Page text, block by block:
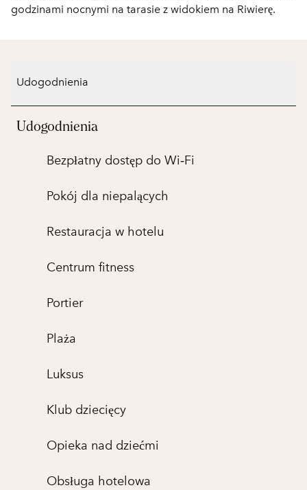
godzinami nocnymi na tarasie z widokiem na Riwierę.
Udogodnienia
Udogodnienia
Bezpłatny dostęp do Wi‑Fi
Pokój dla niepalących
Restauracja w hotelu
Centrum fitness
Portier
Plaża
Luksus
Klub dziecięcy
Opieka nad dziećmi
Obsługa hotelowa